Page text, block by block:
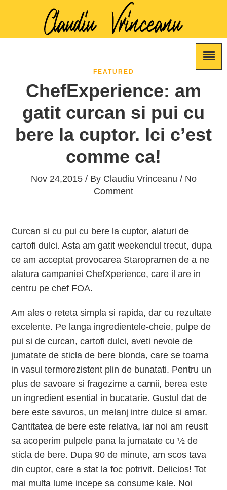
FEATURED
ChefExperience: am
gatit curcan si pui cu
bere la cuptor. Ici c’est
comme ca!
Nov 24,2015 / By Claudiu Vrinceanu / No
Comment
Curcan si cu pui cu bere la cuptor, alaturi de
cartofi dulci. Asta am gatit weekendul trecut, dupa
ce am acceptat provocarea Staropramen de a ne
alatura campaniei ChefXperience, care il are in
centru pe chef FOA.
Am ales o reteta simpla si rapida, dar cu rezultate
excelente. Pe langa ingredientele-cheie, pulpe de
pui si de curcan, cartofi dulci, aveti nevoie de
jumatate de sticla de bere blonda, care se toarna
in vasul termorezistent plin de bunatati. Pentru un
plus de savoare si fragezime a carnii, berea este
un ingredient esential in bucatarie. Gustul dat de
bere este savuros, un melanj intre dulce si amar.
Cantitatea de bere este relativa, iar noi am reusit
sa acoperim pulpele pana la jumatate cu ½ de
sticla de bere. Dupa 90 de minute, am scos tava
din cuptor, care a stat la foc potrivit. Delicios! Tot
mai multa lume incepe sa consume kale. Noi